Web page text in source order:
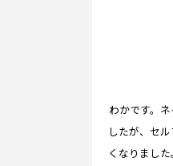
わかです。
したが、セ
くなりまし